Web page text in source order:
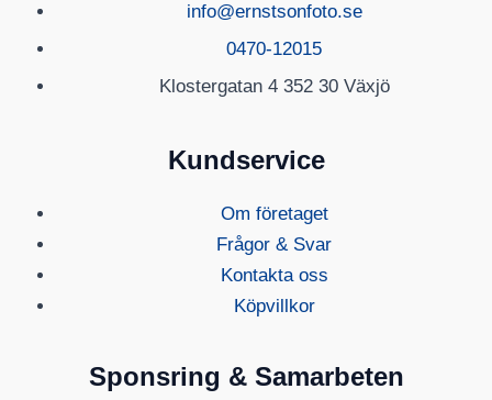
info@ernstsonfoto.se
0470-12015
Klostergatan 4 352 30 Växjö
Kundservice
Om företaget
Frågor & Svar
Kontakta oss
Köpvillkor
Sponsring & Samarbeten